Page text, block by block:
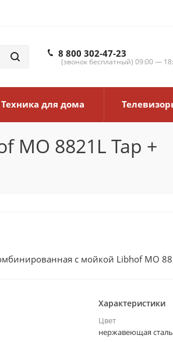
8 800 302-47-23
(звонок бесплатный) 09:00 —
Техника для дома
MO 8821L Tap +
с мойкой Libhof MO
Характеристики
Цвет
нержавеющая сталь